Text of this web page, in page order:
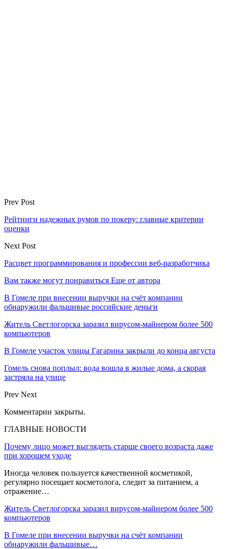
Prev Post
Рейтинги надежных румов по покеру: главные критерии
оценки
Next Post
Расцвет программирования и профессии веб-разработчика
Вам также могут понравиться Еще от автора
В Гомеле при внесении выручки на счёт компании
обнаружили фальшивые российские деньги
Житель Светлогорска заразил вирусом-майнером более 500
компьютеров
В Гомеле участок улицы Гагарина закрыли до конца августа
Гомель снова поплыл: вода вошла в жилые дома, а скорая
застряла на улице
Prev Next
Комментарии закрыты.
ГЛАВНЫЕ НОВОСТИ
Почему лицо может выглядеть старше своего возраста даже
при хорошем уходе
Иногда человек пользуется качественной косметикой,
регулярно посещает косметолога, следит за питанием, а
отражение…
Житель Светлогорска заразил вирусом-майнером более 500
компьютеров
В Гомеле при внесении выручки на счёт компании
обнаружили фальшивые…